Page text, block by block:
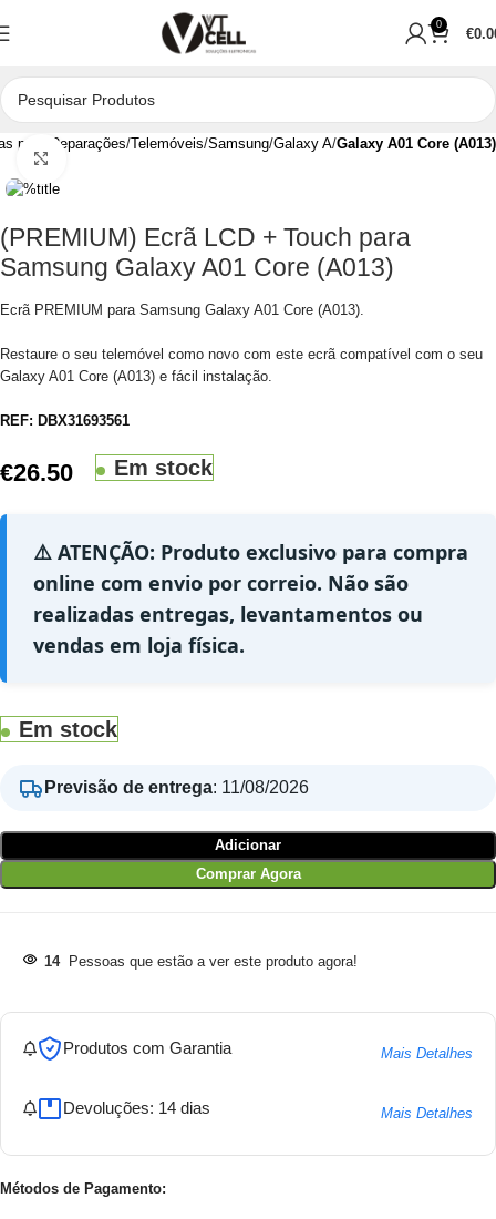
0
€
para Reparações Telemóveis Samsung Galaxy A Galaxy A01 Core (A013)
(PREMIUM) Ecrã LCD + Touch para
Samsung Galaxy A01 Core (A013)
Ecrã PREMIUM para Samsung Galaxy A01 Core (A013).
Restaure o seu telemóvel como novo com este ecrã compatível com o seu
Galaxy A01 Core (A013) e fácil instalação.
REF: DBX31693561
€26.50 Em stock
⚠️ ATENÇÃO: Produto exclusivo para compra
online com envio por correio. Não são
realizadas entregas, levantamentos ou
vendas em loja física.
Em stock
Previsão de entrega: 11/08/2026
Adicionar
Comprar Agora
14 Pessoas que estão a ver este produto agora!
Produtos com Garantia Mais Detalhes
Devoluções: 14 dias Mais Detalhes
Métodos de Pagamento: